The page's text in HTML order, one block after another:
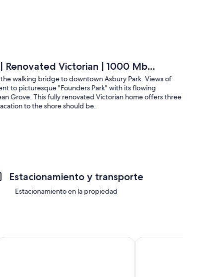
Renovated Victorian | 1000 Mb...
walking bridge to downtown Asbury Park. Views of
to picturesque "Founders Park" with its flowing
Grove. This fully renovated Victorian home offers three
to the shore should be.
Estacionamiento y transporte
Estacionamiento en la propiedad
Lillagaard B&B The Carriage House